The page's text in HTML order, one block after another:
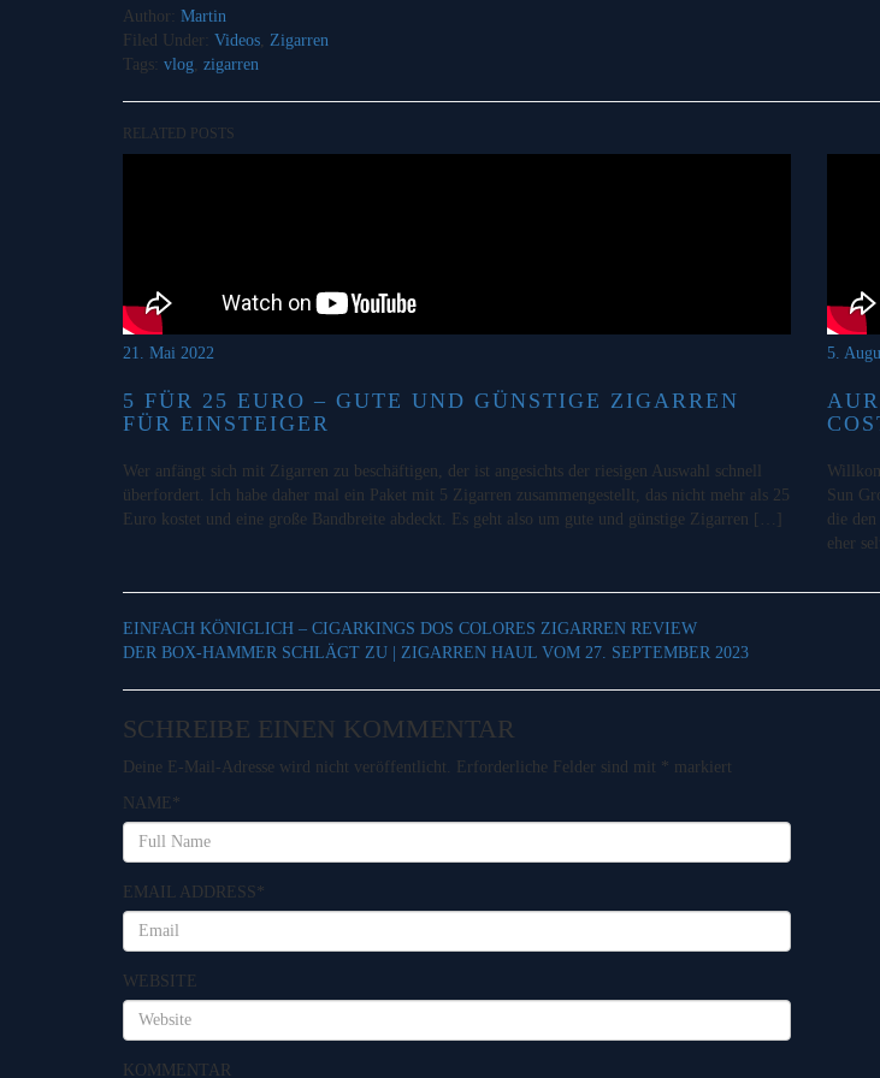
Author: Martin
Filed Under: Videos Zigarren
Tags: vlog zigarren
RELATED POSTS
21. Mai 2022
5 FÜR 25 EURO – GUTE UND GÜNSTIGE ZIGARREN
FÜR EINSTEIGER
Wer anfängt sich mit Zigarren zu beschäftigen, der ist angesichts der riesigen Auswahl schnell
überfordert. Ich habe daher mal ein Paket mit 5 Zigarren zusammengestellt, das nicht mehr als 25
Euro kostet und eine große Bandbreite abdeckt. Es geht also um gute und günstige Zigarren […]
5.
Sun
die
eher
EINFACH KÖNIGLICH – CIGARKINGS DOS COLORES ZIGARREN REVIEW
DER BOX-HAMMER SCHLÄGT ZU | ZIGARREN HAUL VOM 27. SEPTEMBER 2023
SCHREIBE EINEN KOMMENTAR
Deine E-Mail-Adresse wird nicht veröffentlicht. Erforderliche Felder sind mit * markiert
NAME *
EMAIL ADDRESS*
WEBSITE
KOMMENTAR